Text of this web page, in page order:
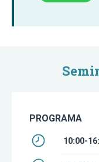
PROGRAMA
10:00-